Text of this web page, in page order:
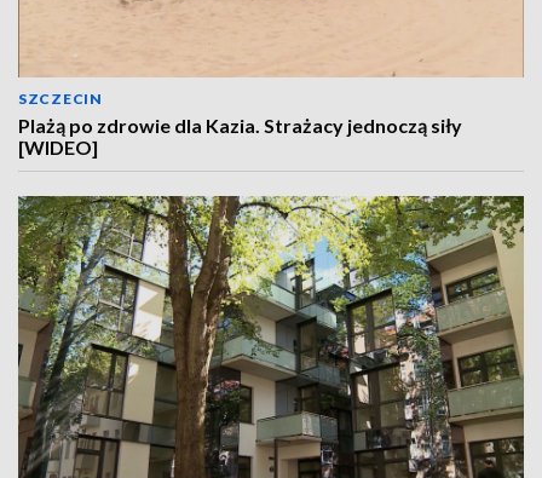
SZCZECIN
Plażą po zdrowie dla Kazia. Strażacy jednoczą siły
[WIDEO]